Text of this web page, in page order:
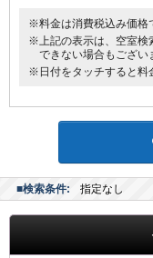
※料金は消費税込み価格
※上記の表示は、空室検
できない場合もござい
※日付をタッチすると料
■検索条件: 指定なし